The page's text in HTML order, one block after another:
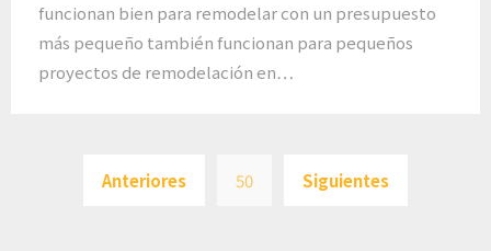
funcionan bien para remodelar con un presupuesto
más pequeño también funcionan para pequeños
proyectos de remodelación en…
de
Anteriores 50 Siguientes